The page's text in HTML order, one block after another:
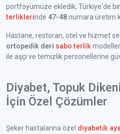
portföyümüze ekledik; Türkiye'de
terliklerinde 47-48numara üretim
Hastane, restoran, otel ve hizmet
ortopedik deri sabo terlik
ile aşçı ve temizlik personellerine
Diyabet, Topuk
İçin Özel Çözümler
Şeker hastalarına özel diyabetik